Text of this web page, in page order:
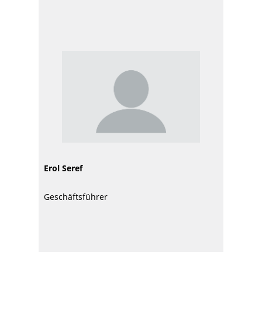
Erol Seref
Geschäftsführer